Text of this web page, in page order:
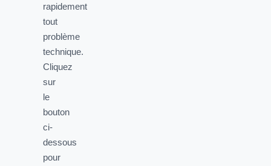
rapidement
tout
problème
technique.
Cliquez
sur
le
bouton
ci-
dessous
pour